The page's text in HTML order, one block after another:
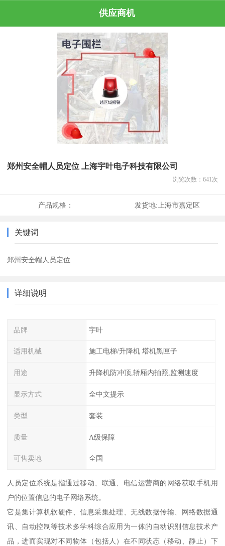
供应商机
郑州安全帽人员定位 上海宇叶电子科技有限公司
浏览次数： 641 次
产品规格： 发货地:上海市嘉定区
关键词
郑州安全帽人员定位
详细说明
品牌 宇叶
适用机械 施工电梯/升降机 塔机黑匣子
用途 升降机防冲顶,轿厢内拍照,监测速度
显示方式 全中文提示
类型 套装
质量 A级保障
可售卖地 全国
人员定位系统是指通过移动、联通、电信运营商的网络获取手机用
户的位置信息的电子网络系统。
它是集计算机软硬件、信息采集处理、无线数据传输、网络数据通
讯、自动控制等技术多学科综合应用为一体的自动识别信息技术产
品，进而实现对不同物体（包括人）在不同状态（移动、静止）下